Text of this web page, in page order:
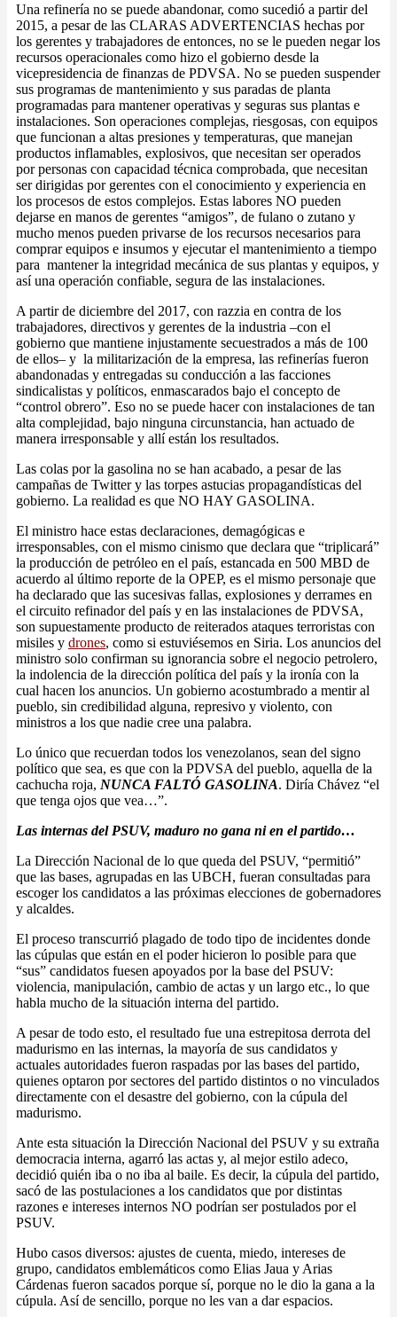
Una refinería no se puede abandonar, como sucedió a partir del
2015, a pesar de las CLARAS ADVERTENCIAS hechas por
los gerentes y trabajadores de entonces, no se le pueden negar los
recursos operacionales como hizo el gobierno desde la
vicepresidencia de finanzas de PDVSA. No se pueden suspender
sus programas de mantenimiento y sus paradas de planta
programadas para mantener operativas y seguras sus plantas e
instalaciones. Son operaciones complejas, riesgosas, con equipos
que funcionan a altas presiones y temperaturas, que manejan
productos inflamables, explosivos, que necesitan ser operados
por personas con capacidad técnica comprobada, que necesitan
ser dirigidas por gerentes con el conocimiento y experiencia en
los procesos de estos complejos. Estas labores NO pueden
dejarse en manos de gerentes “amigos”, de fulano o zutano y
mucho menos pueden privarse de los recursos necesarios para
comprar equipos e insumos y ejecutar el mantenimiento a tiempo
para mantener la integridad mecánica de sus plantas y equipos, y
así una operación confiable, segura de las instalaciones.
A partir de diciembre del 2017, con razzia en contra de los
trabajadores, directivos y gerentes de la industria –con el
gobierno que mantiene injustamente secuestrados a más de 100
de ellos– y la militarización de la empresa, las refinerías fueron
abandonadas y entregadas su conducción a las facciones
sindicalistas y políticos, enmascarados bajo el concepto de
“control obrero”. Eso no se puede hacer con instalaciones de tan
alta complejidad, bajo ninguna circunstancia, han actuado de
manera irresponsable y allí están los resultados.
Las colas por la gasolina no se han acabado, a pesar de las
campañas de Twitter y las torpes astucias propagandísticas del
gobierno. La realidad es que NO HAY GASOLINA.
El ministro hace estas declaraciones, demagógicas e
irresponsables, con el mismo cinismo que declara que “triplicará”
la producción de petróleo en el país, estancada en 500 MBD de
acuerdo al último reporte de la OPEP, es el mismo personaje que
ha declarado que las sucesivas fallas, explosiones y derrames en
el circuito refinador del país y en las instalaciones de PDVSA,
son supuestamente producto de reiterados ataques terroristas con
misiles y drones, como si estuviésemos en Siria. Los anuncios del
ministro solo confirman su ignorancia sobre el negocio petrolero,
la indolencia de la dirección política del país y la ironía con la
cual hacen los anuncios. Un gobierno acostumbrado a mentir al
pueblo, sin credibilidad alguna, represivo y violento, con
ministros a los que nadie cree una palabra.
Lo único que recuerdan todos los venezolanos, sean del signo
político que sea, es que con la PDVSA del pueblo, aquella de la
cachucha roja, NUNCA FALTÓ GASOLINA. Diría Chávez “el
que tenga ojos que vea…”.
Las internas del PSUV, maduro no gana ni en el partido…
La Dirección Nacional de lo que queda del PSUV, “permitió”
que las bases, agrupadas en las UBCH, fueran consultadas para
escoger los candidatos a las próximas elecciones de gobernadores
y alcaldes.
El proceso transcurrió plagado de todo tipo de incidentes donde
las cúpulas que están en el poder hicieron lo posible para que
“sus” candidatos fuesen apoyados por la base del PSUV:
violencia, manipulación, cambio de actas y un largo etc., lo que
habla mucho de la situación interna del partido.
A pesar de todo esto, el resultado fue una estrepitosa derrota del
madurismo en las internas, la mayoría de sus candidatos y
actuales autoridades fueron raspadas por las bases del partido,
quienes optaron por sectores del partido distintos o no vinculados
directamente con el desastre del gobierno, con la cúpula del
madurismo.
Ante esta situación la Dirección Nacional del PSUV y su extraña
democracia interna, agarró las actas y, al mejor estilo adeco,
decidió quién iba o no iba al baile. Es decir, la cúpula del partido,
sacó de las postulaciones a los candidatos que por distintas
razones e intereses internos NO podrían ser postulados por el
PSUV.
Hubo casos diversos: ajustes de cuenta, miedo, intereses de
grupo, candidatos emblemáticos como Elias Jaua y Arias
Cárdenas fueron sacados porque sí, porque no le dio la gana a la
cúpula. Así de sencillo, porque no les van a dar espacios.